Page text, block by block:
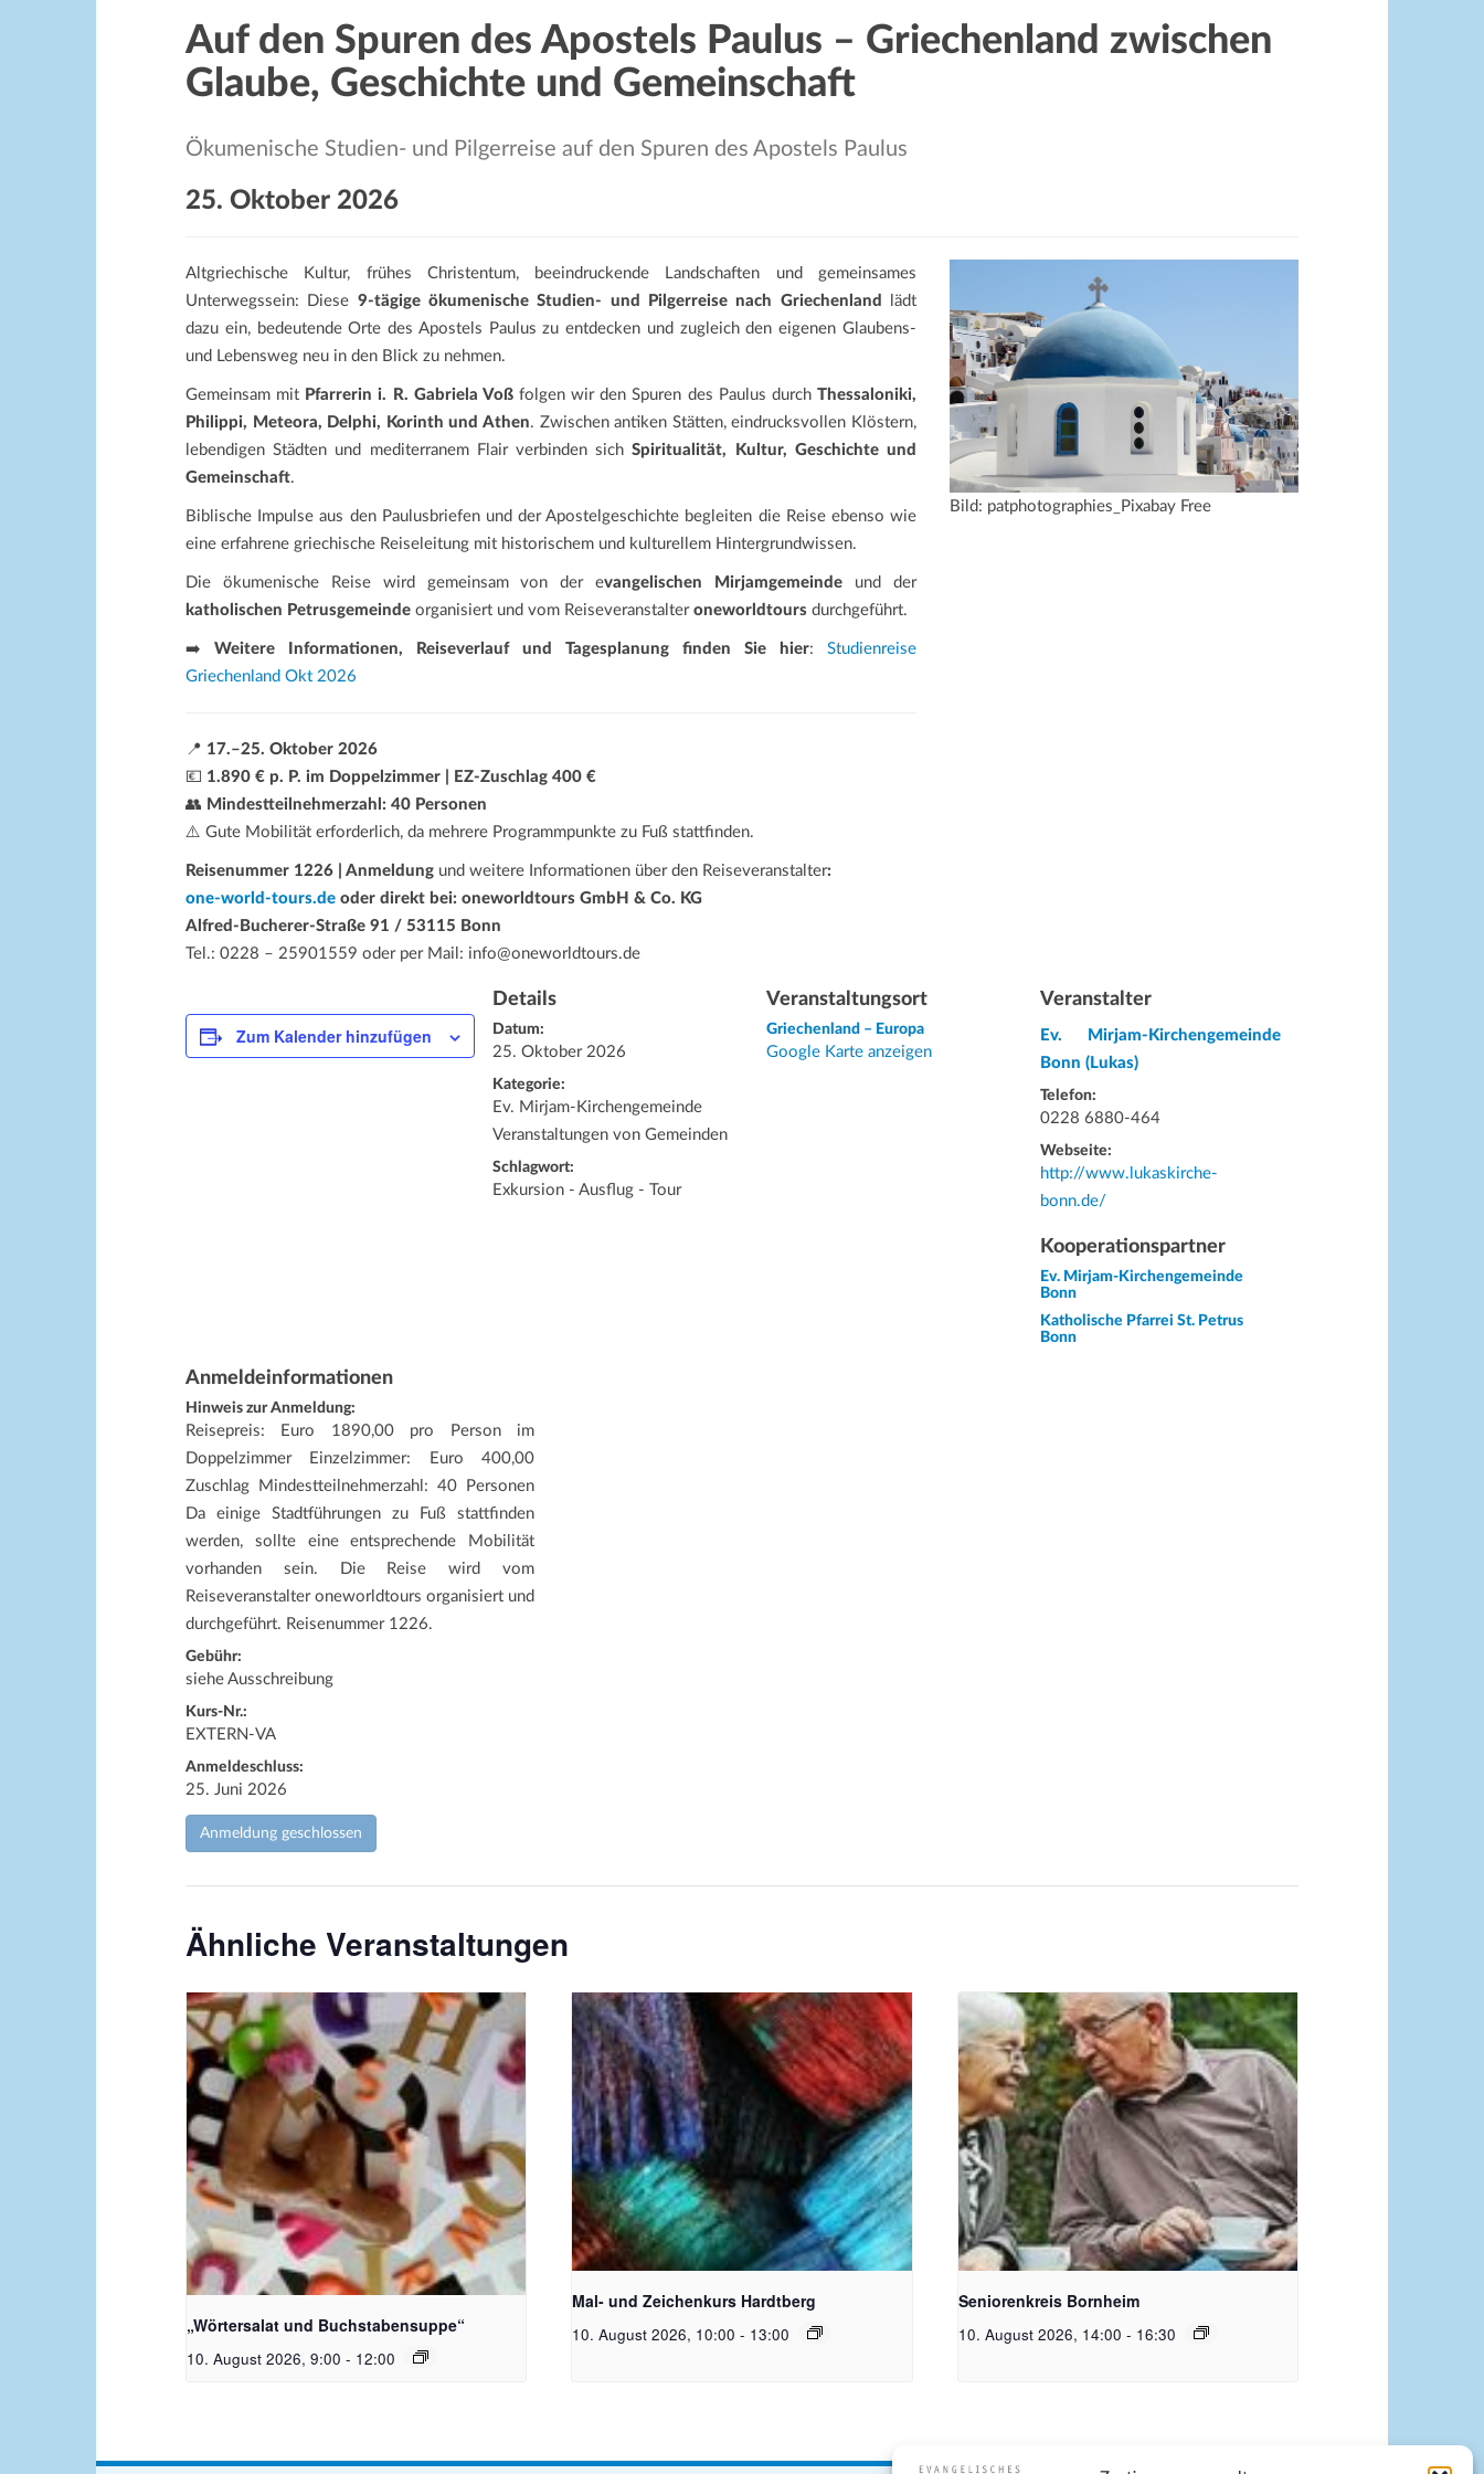
Auf den Spuren des Apostels Paulus – Griechenland zwischen
Glaube, Geschichte und Gemeinschaft
Ökumenische Studien- und Pilgerreise auf den Spuren des Apostels Paulus
25. Oktober 2026
Altgriechische Kultur, frühes Christentum, beeindruckende Landschaften und gemeinsames
Unterwegssein: Diese 9-tägige ökumenische Studien- und Pilgerreise nach Griechenland
lädt
dazu ein, bedeutende Orte des Apostels Paulus zu entdecken und zugleich den eigenen Glaubens-
und Lebensweg neu in den Blick zu nehmen.
Gemeinsam mit Pfarrerin i. R. Gabriela Voßfolgen wir den Spuren des Paulus durchThessaloniki,
Philippi, Meteora, Delphi, Korinth und Athen. Zwischen antiken Stätten, eindrucksvollen Klöstern,
lebendigen Städten und mediterranem Flair verbinden sichSpiritualität, Kultur, Geschichte und
Gemeinschaft.
Biblische Impulse aus den Paulusbriefen und der Apostelgeschichte begleiten die Reise ebenso wie
eine erfahrene griechische Reiseleitung mit historischem und kulturellem Hintergrundwissen.
Die ökumenische Reise wird gemeinsam von der evangelischen Mirjamgemeinde und der
katholischen Petrusgemeinde organisiert und vom Reiseveranstalter oneworldtours durchgeführt.
➡️ Weitere Informationen, Reiseverlauf und Tagesplanung finden Sie hier: Studienreise
Griechenland Okt 2026
📍 17.–25. Oktober 2026
💶 1.890 € p. P. im Doppelzimmer | EZ-Zuschlag 400 €
👥 Mindestteilnehmerzahl: 40 Personen
⚠️ Gute Mobilität erforderlich, da mehrere Programmpunkte zu Fuß stattfinden.
Reisenummer 1226 | Anmeldung und weitere Informationen über den Reiseveranstalter:
one-world-tours.de oder direkt bei: oneworldtours GmbH & Co. KG
Alfred-Bucherer-Straße 91 / 53115 Bonn
Tel.: 0228 – 25901559 oder per Mail: info@oneworldtours.de
Bild: patphotographies_Pixabay Free
Zum Kalender hinzufügen
Details
Datum:
25. Oktober 2026
Kategorie:
Ev. Mirjam-Kirchengemeinde
Veranstaltungen von Gemeinden
Schlagwort:
Exkursion - Ausflug - Tour
Veranstaltungsort
Griechenland – Europa
Google Karte anzeigen
Veranstalter
Ev. Mirjam-Kirchengemeinde
Bonn (Lukas)
Telefon:
0228 6880-464
Webseite:
http://www.lukaskirche-
bonn.de/
Kooperationspartner
Ev. Mirjam-Kirchengemeinde
Bonn
Katholische Pfarrei St. Petrus
Bonn
Anmeldeinformationen
Hinweis zur Anmeldung:
Reisepreis: Euro 1890,00 pro Person im
Doppelzimmer Einzelzimmer: Euro 400,00
Zuschlag Mindestteilnehmerzahl: 40 Personen
Da einige Stadtführungen zu Fuß stattfinden
werden, sollte eine entsprechende Mobilität
vorhanden sein. Die Reise wird vom
Reiseveranstalter oneworldtours organisiert und
durchgeführt. Reisenummer 1226.
Gebühr:
siehe Ausschreibung
Kurs-Nr.:
EXTERN-VA
Anmeldeschluss:
25. Juni 2026
Anmeldung geschlossen
Ähnliche Veranstaltungen
Bildquelle_ Pixabay Free_Christoph
Meinersmann
„Wörtersalat und Buchstabensuppe“
10. August 2026, 9:00 - 12:00
Unsplash_RhondaK Native Florida Folk Artist
Mal- und Zeichenkurs Hardtberg
10. August 2026, 10:00 - 13:00
Bildquelle Pixabay Free
Seniorenkreis Bornheim
10. August 2026, 14:00 - 16:30